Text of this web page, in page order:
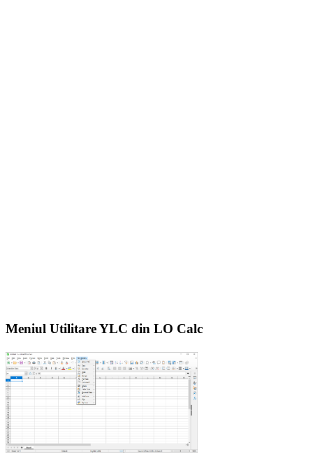
Meniul Utilitare YLC din LO Calc